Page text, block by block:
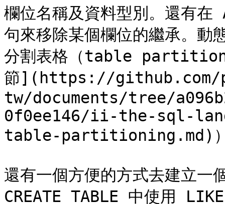
欄位名稱及資料型別。還有
句來移除某個欄位的繼承。動
分割表格（table
節](https://github.com/
tw/documents/tree/
0f0ee146/ii-the-sql-
table-partitioning.md)
還有一個方便的方式去建立一
CREATE TABLE 中使用